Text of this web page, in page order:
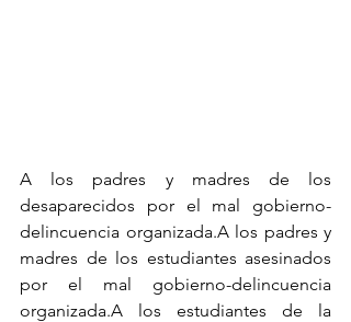
A los padres y madres de los
desaparecidos por el mal gobierno-
delincuencia organizada.A los padres y
madres de los estudiantes asesinados
por el mal gobierno-delincuencia
organizada.A los estudiantes de la